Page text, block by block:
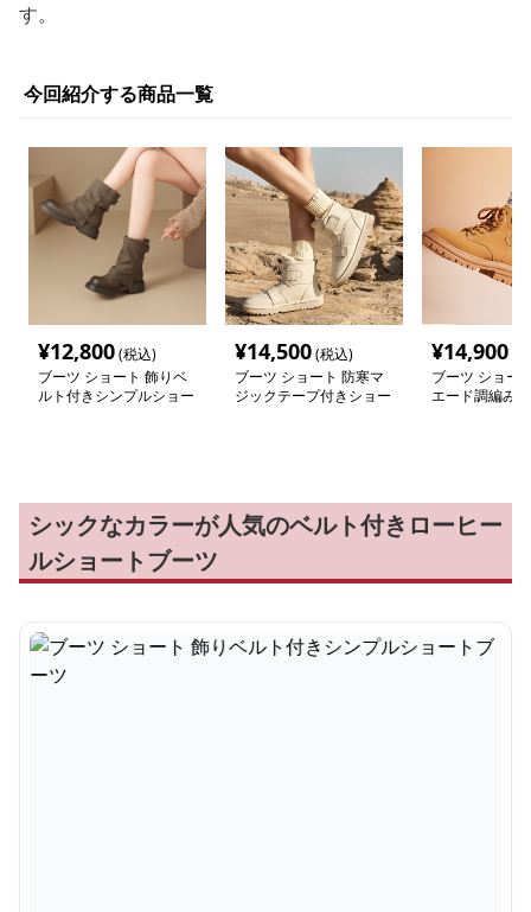
す。
今回紹介する商品一覧
¥12,800(税込)
ブーツ ショート 飾りベ
ルト付きシンプルショー
¥14,500(税込)
ブーツ ショート 防寒マ
ジックテープ付きショー
¥14,900
ブーツ ショー
エード調編み
シックなカラーが人気のベルト付きローヒー
ルショートブーツ